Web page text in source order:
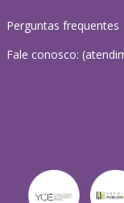
Perguntas frequentes
Fale conosco: